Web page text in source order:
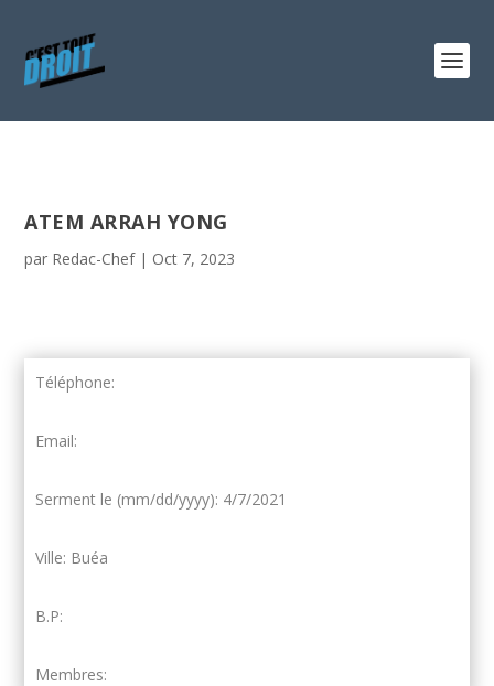
ATEM ARRAH YONG
par Redac-Chef| Oct 7, 2023
Téléphone:
Email:
Serment le (mm/dd/yyyy): 4/7/2021
Ville: Buéa
B.P:
Membres: